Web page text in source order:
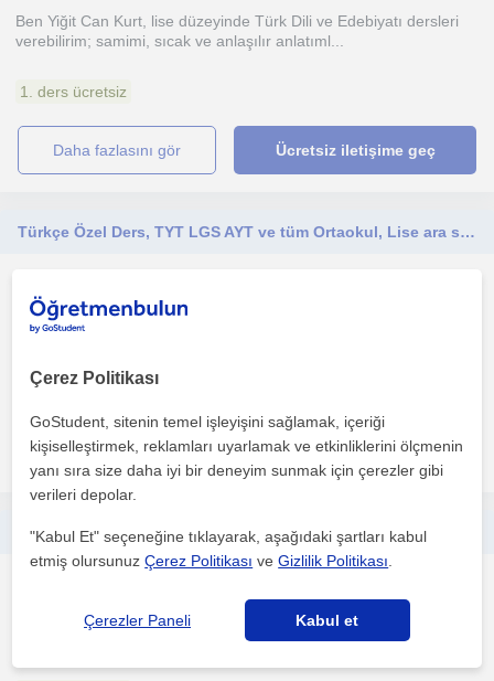
Ben Yiğit Can Kurt, lise düzeyinde Türk Dili ve Edebiyatı dersleri
verebilirim; samimi, sıcak ve anlaşılır anlatıml...
1. ders ücretsiz
daha fazlasını gör Ücretsiz iletişime geç
Türkçe Özel Ders, TYT LGS AYT ve tüm Ortaokul, Lise ara sınıflarda okula destek amaçlı özel ders
Eskisehir Sehri
1. ders ücretsiz
daha fazlasını gör Ücretsiz iletişime geç
Türkçesini geliştirmek isteyenler için
Eskisehir Sehri
Çerez Politikası
GoStudent, sitenin temel işleyişini sağlamak, içeriği
kişiselleştirmek, reklamları uyarlamak ve etkinliklerini ölçmenin
yanı sıra size daha iyi bir deneyim sunmak için çerezler gibi
verileri depolar.
"Kabul Et" seçeneğine tıklayarak, aşağıdaki şartları kabul
etmiş olursunuzÇerez Politikası veGizlilik Politikası
Çerezler Paneli Kabul et